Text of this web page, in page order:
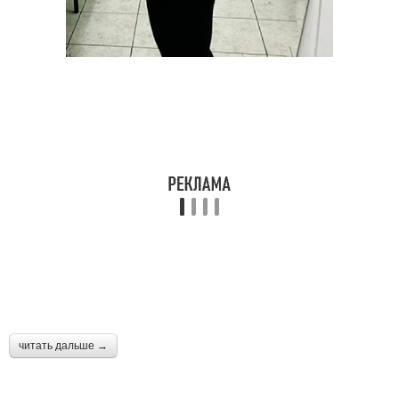
читать дальше →